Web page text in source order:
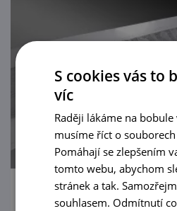
Evropský
S cookies vás to
víc
Raději lákáme na
musíme říct o
Pomáhají se zlepšením
tomto webu, abychom
stránek a tak.
souhlasem. Odmítnutí